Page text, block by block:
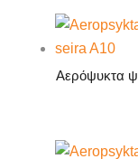
Αερόψυκτα